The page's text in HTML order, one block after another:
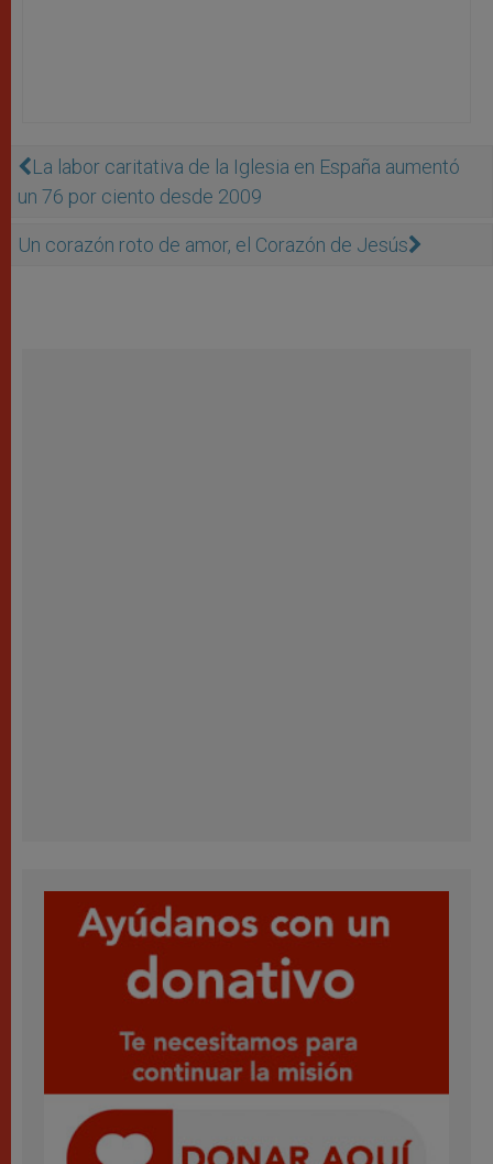
La labor caritativa de la Iglesia en España aumentó
un 76 por ciento desde 2009
Un corazón roto de amor, el Corazón de Jesús